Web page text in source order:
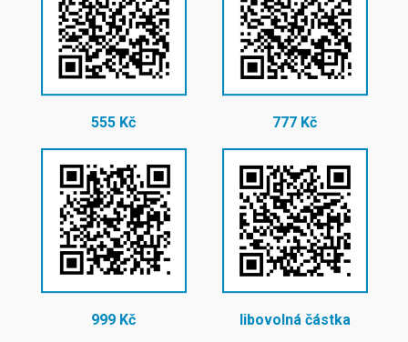
555 Kč 777 Kč
999 Kč libovolná částka